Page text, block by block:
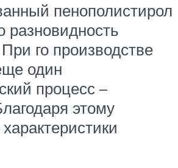
пенополистирол
го производстве
один
процесс –
этому